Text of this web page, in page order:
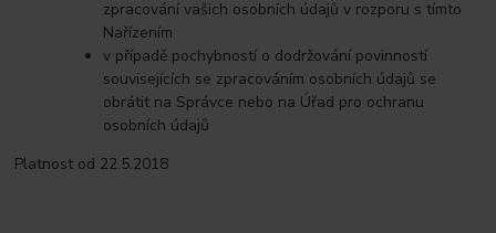
zpracování vašich osobních údajů v rozporu s tímto
Nařízením
v případě pochybností o dodržování povinností
souvisejících se zpracováním osobních údajů se
obrátit na Správce nebo na Úřad pro ochranu
osobních údajů
Platnost od 22.5.2018